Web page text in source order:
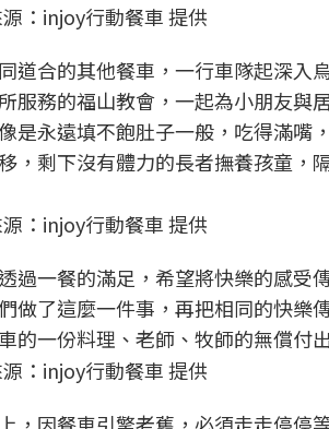
：injoy行動餐車 提供
道合的其他餐車，一行車隊起深入
服務的福山教會，一起為小朋友
是永遠填不飽肚子一般，吃得滿嘴
，剩下沒有體力的長者撫養孩童，
：injoy行動餐車 提供
過一餐的滿足，希望將快樂的感受
做了這麼一件事，再把相同的快樂
的一份料理、老師、牧師的無償付
：injoy行動餐車 提供